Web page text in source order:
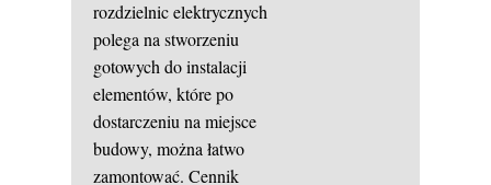
rozdzielnic elektrycznych
polega na stworzeniu
gotowych do instalacji
elementów, które po
dostarczeniu na miejsce
budowy, można łatwo
zamontować. Cennik